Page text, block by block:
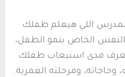
اللي هيعلم طفلك
الخاص بنمو الطفل،
مدى استيعاب طفلك
وحاجاته، ومرحلته العمرية.